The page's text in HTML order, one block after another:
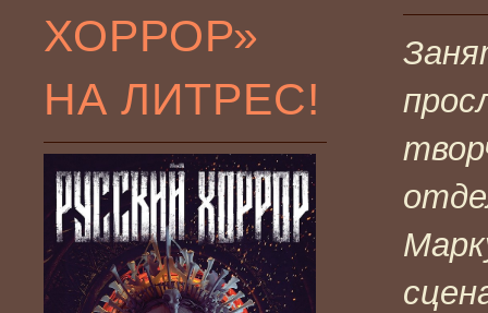
ХОРРОР»
НА ЛИТРЕС!